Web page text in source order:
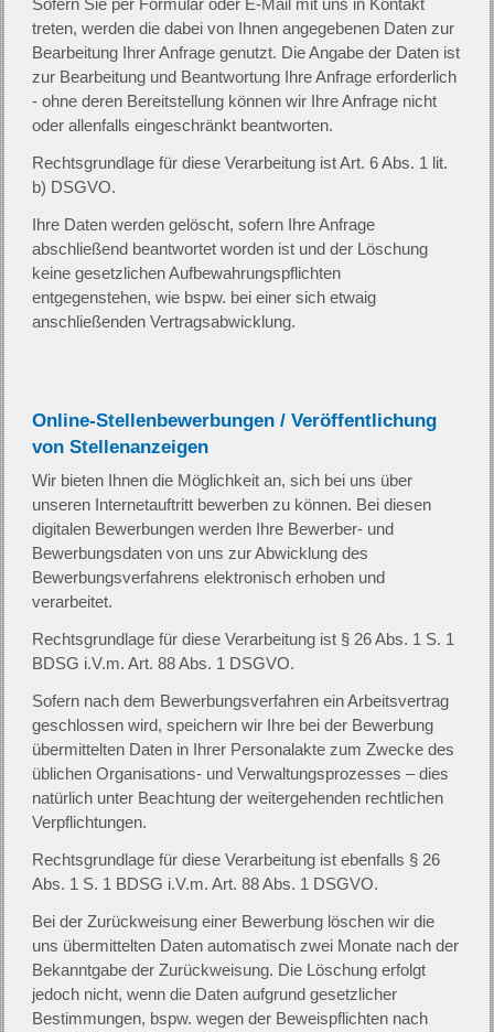
Sofern Sie per Formular oder E-Mail mit uns in Kontakt
treten, werden die dabei von Ihnen angegebenen Daten zur
Bearbeitung Ihrer Anfrage genutzt. Die Angabe der Daten ist
zur Bearbeitung und Beantwortung Ihre Anfrage erforderlich
- ohne deren Bereitstellung können wir Ihre Anfrage nicht
oder allenfalls eingeschränkt beantworten.
Rechtsgrundlage für diese Verarbeitung ist Art. 6 Abs. 1 lit.
b) DSGVO.
Ihre Daten werden gelöscht, sofern Ihre Anfrage
abschließend beantwortet worden ist und der Löschung
keine gesetzlichen Aufbewahrungspflichten
entgegenstehen, wie bspw. bei einer sich etwaig
anschließenden Vertragsabwicklung.
Online-Stellenbewerbungen / Veröffentlichung
von Stellenanzeigen
Wir bieten Ihnen die Möglichkeit an, sich bei uns über
unseren Internetauftritt bewerben zu können. Bei diesen
digitalen Bewerbungen werden Ihre Bewerber- und
Bewerbungsdaten von uns zur Abwicklung des
Bewerbungsverfahrens elektronisch erhoben und
verarbeitet.
Rechtsgrundlage für diese Verarbeitung ist § 26 Abs. 1 S. 1
BDSG i.V.m. Art. 88 Abs. 1 DSGVO.
Sofern nach dem Bewerbungsverfahren ein Arbeitsvertrag
geschlossen wird, speichern wir Ihre bei der Bewerbung
übermittelten Daten in Ihrer Personalakte zum Zwecke des
üblichen Organisations- und Verwaltungsprozesses – dies
natürlich unter Beachtung der weitergehenden rechtlichen
Verpflichtungen.
Rechtsgrundlage für diese Verarbeitung ist ebenfalls § 26
Abs. 1 S. 1 BDSG i.V.m. Art. 88 Abs. 1 DSGVO.
Bei der Zurückweisung einer Bewerbung löschen wir die
uns übermittelten Daten automatisch zwei Monate nach der
Bekanntgabe der Zurückweisung. Die Löschung erfolgt
jedoch nicht, wenn die Daten aufgrund gesetzlicher
Bestimmungen, bspw. wegen der Beweispflichten nach